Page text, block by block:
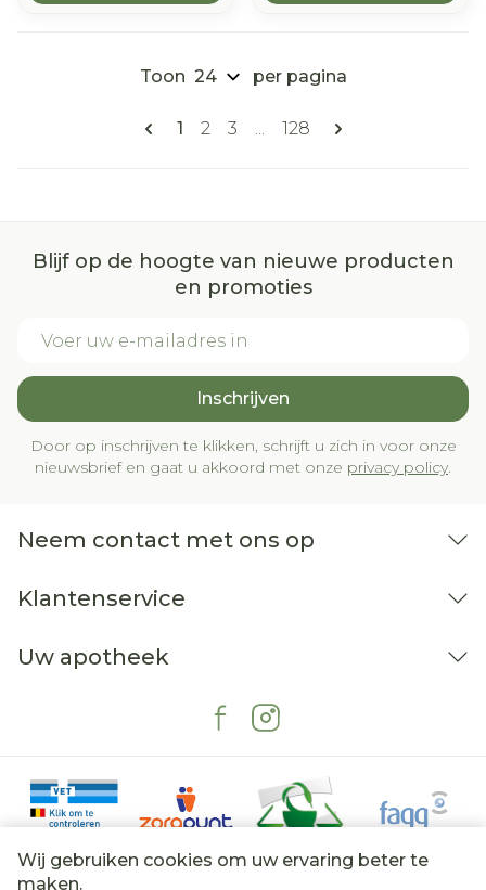
Wij gebruiken cookies om uw ervaring beter te
maken.
Pagina's
U lees momenteel pagina
1 Pagina
2 Pagina
3 ... Pagina
128
Toon per pagina
Blijf op de hoogte van nieuwe producten
en promoties
Inschrijven
Door op inschrijven te klikken, schrijft u zich in voor onze
nieuwsbrief en gaat u akkoord met onze privacy policy.
Neem contact met ons op
Klantenservice
Uw apotheek